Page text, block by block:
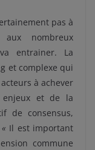
pas à
nombreux
entrainer. La
et complexe qui
à achever
enjeux et de la
de consensus,
« Il est important
commune